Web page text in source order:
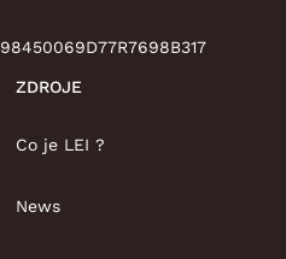
98450069D77R7698B317
ZDROJE
Co je LEI ?
News